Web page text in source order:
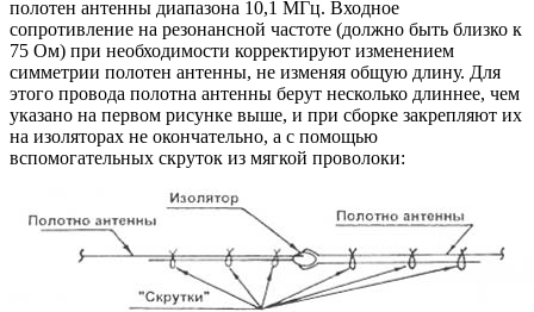
полотен антенны диапазона 10,1 МГц. Входное
сопротивление на резонансной частоте (должно быть близко к
75 Ом) при необходимости корректируют изменением
симметрии полотен антенны, не изменяя общую длину. Для
этого провода полотна антенны берут несколько длиннее, чем
указано на первом рисунке выше, и при сборке закрепляют их
на изоляторах не окончательно, а с помощью
вспомогательных скруток из мягкой проволоки: